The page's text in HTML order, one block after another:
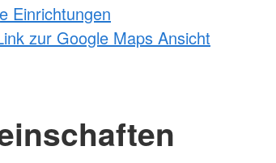
Einrichtungen
zur Google Maps Ansicht